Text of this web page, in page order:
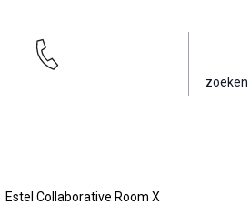
zoeken
Estel Collaborative Room X